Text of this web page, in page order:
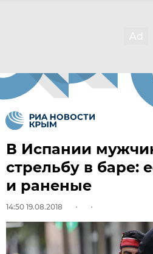
В Испании
стрельбу в баре:
и раненые
14:50 19.08.2018